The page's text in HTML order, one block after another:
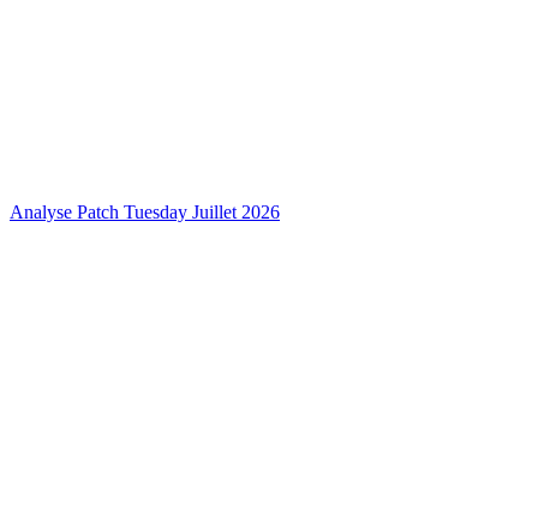
Analyse Patch Tuesday Juillet 2026